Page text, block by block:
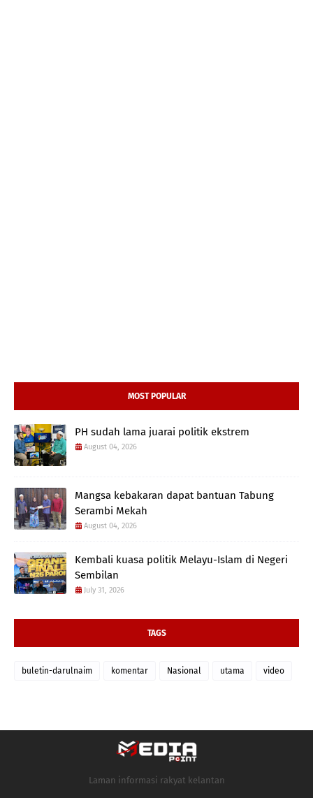
MOST POPULAR
PH sudah lama juarai politik ekstrem
August 04, 2026
Mangsa kebakaran dapat bantuan Tabung
Serambi Mekah
August 04, 2026
Kembali kuasa politik Melayu-Islam di Negeri
Sembilan
July 31, 2026
TAGS
buletin-darulnaim komentar Nasional utama video
Laman informasi rakyat kelantan